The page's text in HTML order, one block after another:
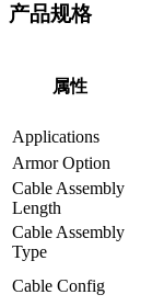
产品规格
属性
Applications
Armor Option
Cable Assembly
Length
Cable Assembly
Type
Cable Config